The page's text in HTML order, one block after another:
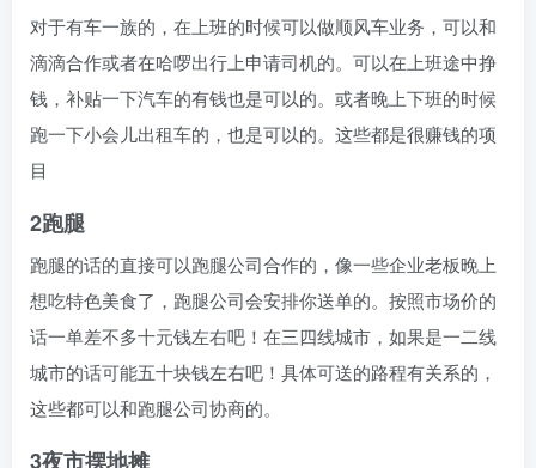
对于有车一族的，在上班的时候可以做顺风车业务，可以和
滴滴合作或者在哈啰出行上申请司机的。可以在上班途中挣
钱，补贴一下汽车的有钱也是可以的。或者晚上下班的时候
跑一下小会儿出租车的，也是可以的。这些都是很赚钱的项
目
2跑腿
跑腿的话的直接可以跑腿公司合作的，像一些企业老板晚上
想吃特色美食了，跑腿公司会安排你送单的。按照市场价的
话一单差不多十元钱左右吧！在三四线城市，如果是一二线
城市的话可能五十块钱左右吧！具体可送的路程有关系的，
这些都可以和跑腿公司协商的。
3夜市摆地摊